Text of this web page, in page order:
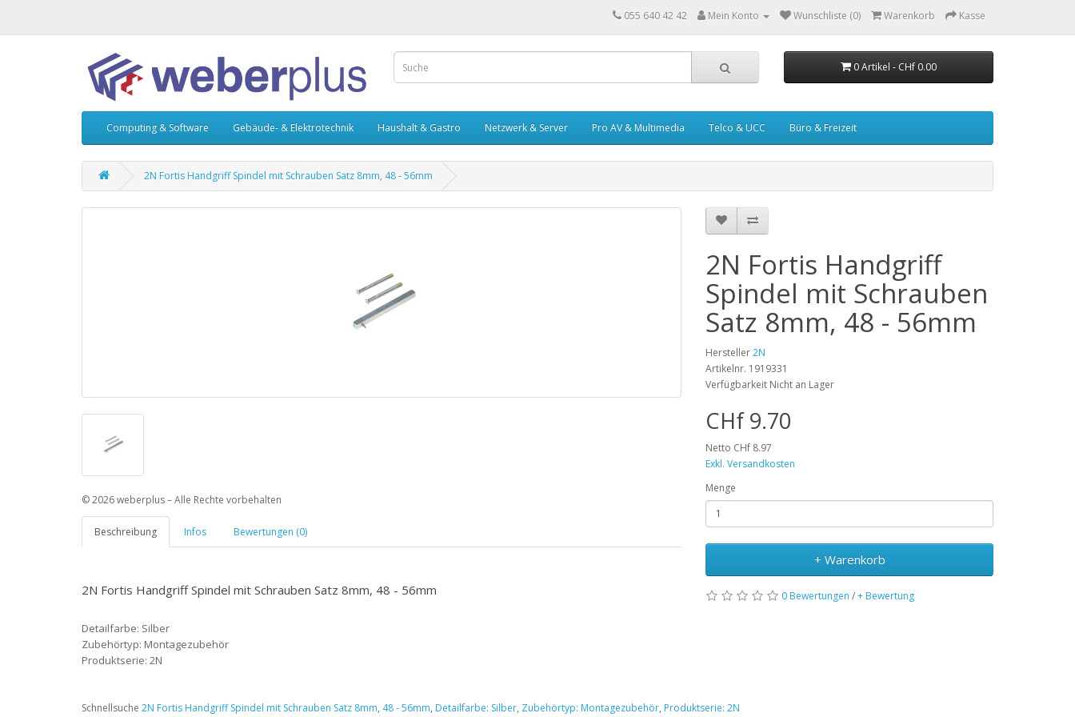
055 640 42 42 Mein Konto Wunschliste (0) Warenkorb Kasse
0 Artikel - CHf 0.00
Computing & Software Gebäude- & Elektrotechnik Haushalt & Gastro Netzwerk & Server Pro AV & Multimedia Telco & UCC Büro & Freizeit
2N Fortis Handgriff Spindel mit Schrauben Satz 8mm, 48 - 56mm
© 2026 weberplus – Alle Rechte vorbehalten
Beschreibung Infos Bewertungen (0)
2N Fortis Handgriff Spindel mit Schrauben Satz 8mm, 48 - 56mm
Detailfarbe: Silber
Zubehörtyp: Montagezubehör
Produktserie: 2N
2N Fortis Handgriff
Spindel mit Schrauben
Satz 8mm, 48 - 56mm
Hersteller2N
Artikelnr. 1919331
Verfügbarkeit Nicht an Lager
CHf 9.70
Netto CHf 8.97
Exkl. Versandkosten
Menge
+ Warenkorb
0 Bewertungen /+ Bewertung
Schnellsuche 2N Fortis Handgriff Spindel mit Schrauben Satz 8mm, 48 - 56mm, Detailfarbe: Silber, Zubehörtyp: Montagezubehör, Produktserie: 2N